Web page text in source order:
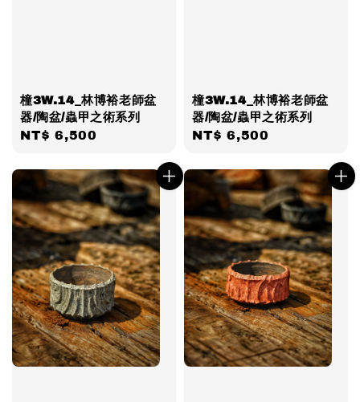
橦3W.14_林博裕老師盆
器/陶盆/蟲甲之術系列
Regular
NT$ 6,500
橦3W.14_林博裕老師盆
器/陶盆/蟲甲之術系列
Regular
NT$ 6,500